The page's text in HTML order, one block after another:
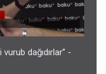
dağıdırlar” -